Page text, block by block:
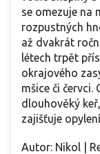
se omezuje na
rozpustných
až dvakrát
létech trpět
okrajového
mšice či červci.
dlouhověký
zajišťuje
Autor: Nikol |